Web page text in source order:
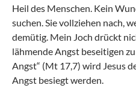
Heil des Menschen. Kein
suchen. Sie vollziehen nach,
demütig. Mein Joch drückt
lähmende Angst beseitigen
Angst“ (Mt 17,7) wird Jesus
Angst besiegt werden.